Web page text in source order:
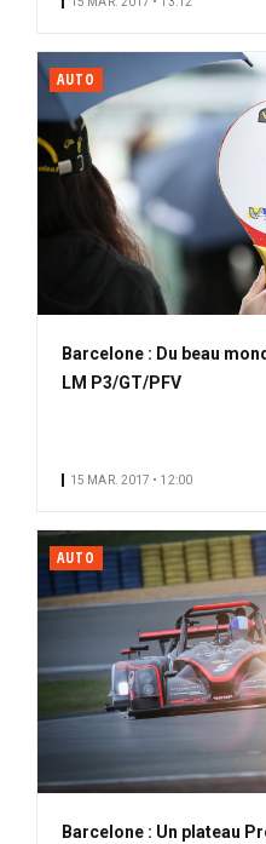
AUTO
Barcelone : Du beau
LM P3/GT/PFV
15 MAR. 2017 • 12:00
AUTO
Barcelone : Un plateau